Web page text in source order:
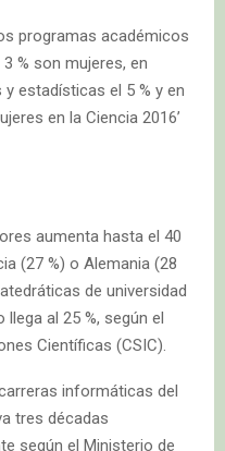
programas académicos
% son mujeres, en
estadísticas el 5 % y en
en la Ciencia 2016’
aumenta hasta el 40
(27 %) o Alemania (28
de universidad
al 25 %, según el
Científicas (CSIC).
informáticas del
tres décadas
según el Ministerio de